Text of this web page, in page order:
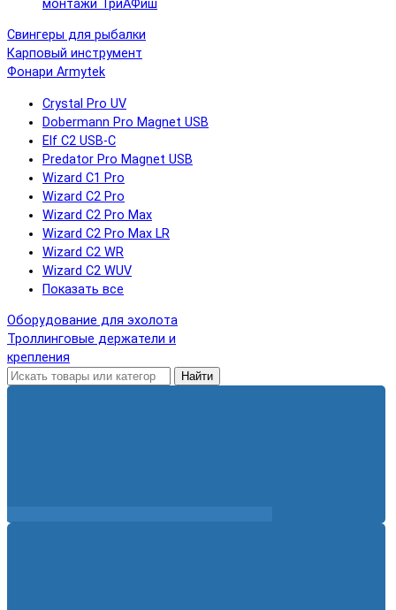
монтажи ТриАФиш
Свингеры для рыбалки
Карповый инструмент
Фонари Armytek
Crystal Pro UV
Dobermann Pro Magnet USB
Elf C2 USB-C
Predator Pro Magnet USB
Wizard C1 Pro
Wizard C2 Pro
Wizard C2 Pro Max
Wizard C2 Pro Max LR
Wizard C2 WR
Wizard C2 WUV
Показать все
Оборудование для эхолота
Троллинговые держатели и
крепления
Найти